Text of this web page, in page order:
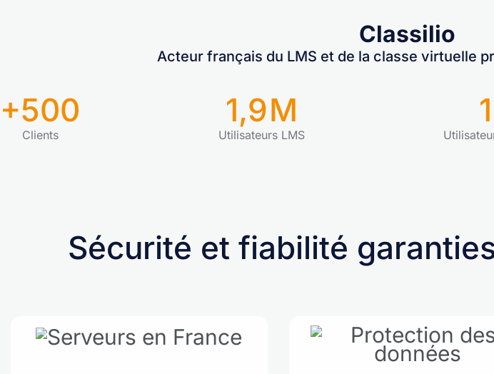
Classilio
Acteur français du LMS et de la classe virtuelle
+500
Clients
1,9M
Utilisateurs LMS
Sécurité et fiabilité